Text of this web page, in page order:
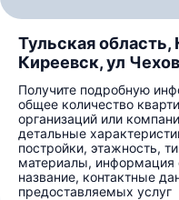
Тульская область,
Киреевск, ул
Получите подробную
общее количество
организаций или
детальные
постройки, этажность,
материалы,
название, контактные
предоставляемых услуг